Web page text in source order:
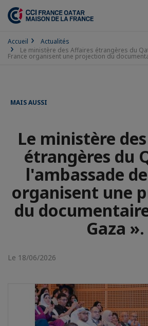
Accueil
Actualités
Le ministère des Affaires étrangères du
France organisent une projection du
MAIS AUSSI
Le ministère
étrangères du
l'ambassade
organisent une
du
Gaza ».
Le 18/06/2026